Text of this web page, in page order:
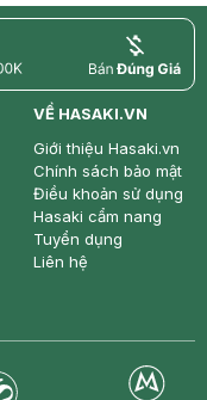
price
VỀ HASAKI.VN
Giới thiệu Hasaki.vn
Chính sách bảo mật
Điều khoản sử dụng
Hasaki cẩm nang
Tuyển dụng
Liên hệ